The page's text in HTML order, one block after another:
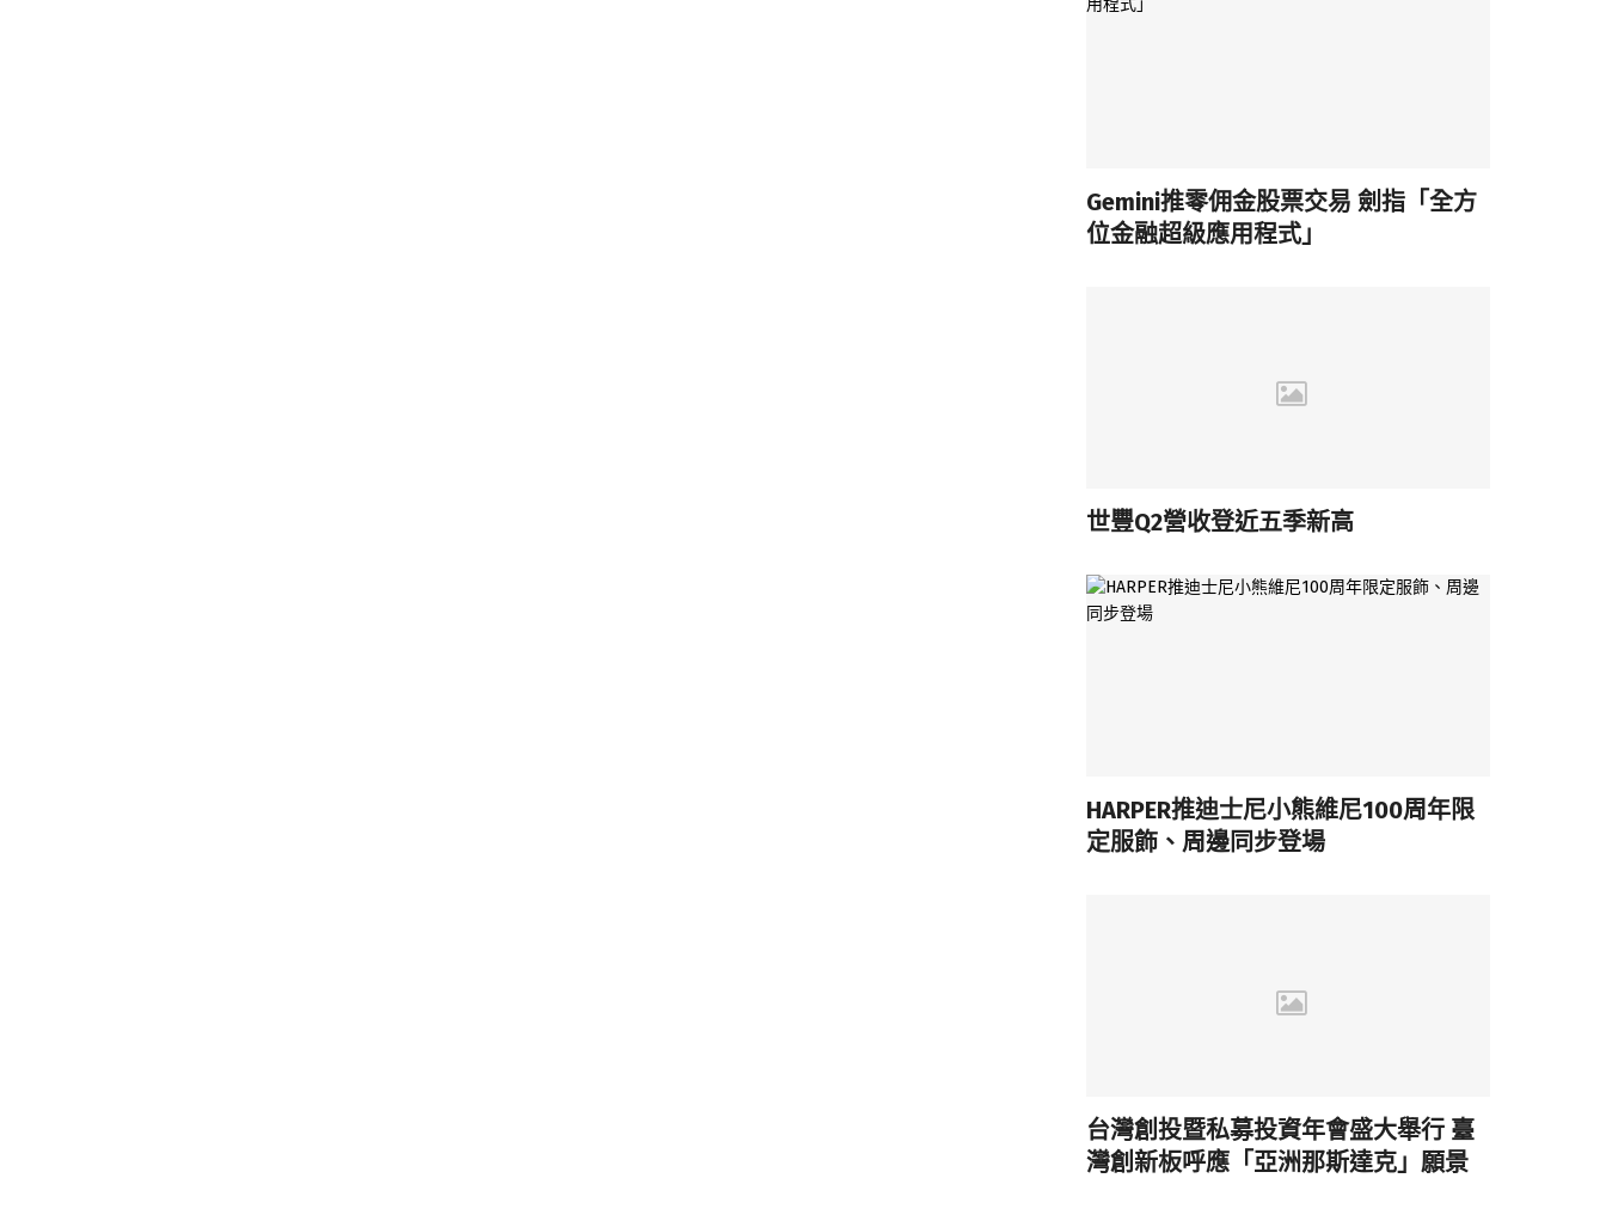
Gemini推零佣金股票交易 劍指「全方
位金融超級應用程式」
世豐Q2營收登近五季新高
HARPER推迪士尼小熊維尼100周年限
定服飾、周邊同步登場
台灣創投暨私募投資年會盛大舉行 臺
灣創新板呼應「亞洲那斯達克」願景